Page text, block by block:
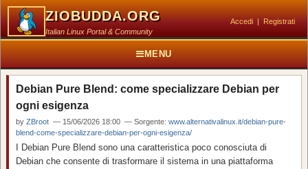
ZIOBUDDA.ORG
Italian Linux Portal & Community
Accedi | Registrati
MENU
Debian Pure Blend: come specializzare Debian per
ogni esigenza
by ZBroot — 15/06/2026 18:00 — Sorgente: www.alternativalinux.it/debian-pure-
blend-come-specializzare-debian-per-ogni-esigenza/
I Debian Pure Blend sono una caratteristica poco conosciuta di
Debian che consente di trasformare il sistema in una piattaforma